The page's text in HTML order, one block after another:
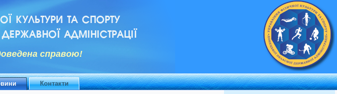
КУЛЬТУРИ ТА СПОРТУ
АДМІНІСТРАЦІЇ
справою!
Контакти